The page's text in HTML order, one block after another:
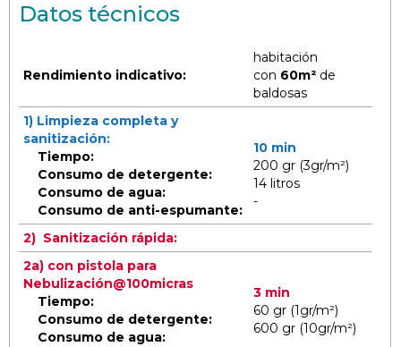
Datos técnicos
Rendimiento indicativo:
habitación
con 60m² de
baldosas
1) Limpieza completa y
sanitización:
Tiempo:
Consumo de detergente:
Consumo de agua:
Consumo de anti-espumante:
10 min
200 gr (3gr/m²)
14 litros
-
2) Sanitización rápida:
2a) con pistola para
Nebulización@100micras
Tiempo:
Consumo de detergente:
Consumo de agua:
3 min
60 gr (1gr/m²)
600 gr (10gr/m²)